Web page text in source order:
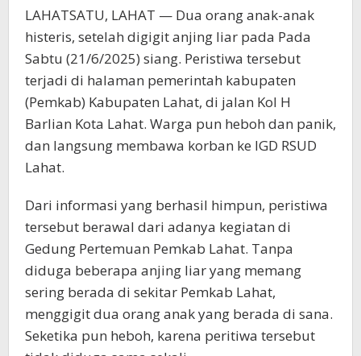
LAHATSATU, LAHAT — Dua orang anak-anak
histeris, setelah digigit anjing liar pada Pada
Sabtu (21/6/2025) siang. Peristiwa tersebut
terjadi di halaman pemerintah kabupaten
(Pemkab) Kabupaten Lahat, di jalan Kol H
Barlian Kota Lahat. Warga pun heboh dan panik,
dan langsung membawa korban ke IGD RSUD
Lahat.
Dari informasi yang berhasil himpun, peristiwa
tersebut berawal dari adanya kegiatan di
Gedung Pertemuan Pemkab Lahat. Tanpa
diduga beberapa anjing liar yang memang
sering berada di sekitar Pemkab Lahat,
menggigit dua orang anak yang berada di sana.
Seketika pun heboh, karena peritiwa tersebut